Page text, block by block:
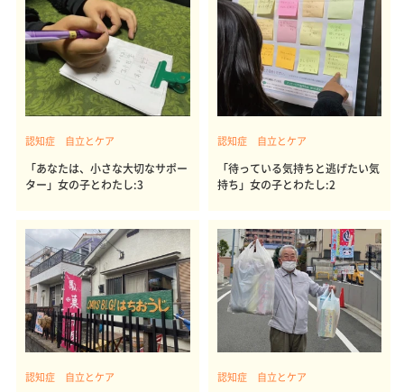
認知症 自立とケア
「あなたは、小さな大切なサポー
ター」女の子とわたし:3
認知症 自立とケア
「待っている気持ちと逃げたい気
持ち」女の子とわたし:2
認知症 自立とケア 認知症 自立とケア